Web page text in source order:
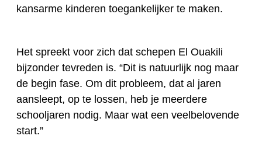
kansarme kinderen toegankelijker te maken.
Het spreekt voor zich dat schepen El Ouakili
bijzonder tevreden is. “Dit is natuurlijk nog maar
de begin fase. Om dit probleem, dat al jaren
aansleept, op te lossen, heb je meerdere
schooljaren nodig. Maar wat een veelbelovende
start.”